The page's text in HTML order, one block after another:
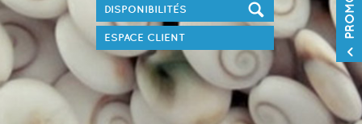
ESPACE CLIENT